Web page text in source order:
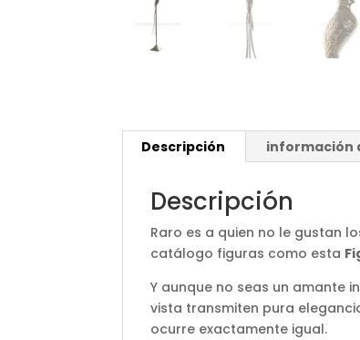
Descripción información
Descripción
Raro es a quien no le gustan
catálogo figuras como esta
Y aunque no seas un amante
vista transmiten pura
ocurre exactamente igual.